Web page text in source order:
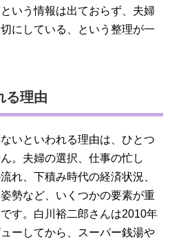
いう情報は出ておらず、夫婦
にしている、という整理が一
る理由
いといわれる理由は、ひとつ
。夫婦の選択、仕事の忙し
れ、下積み時代の経済状況、
勢など、いくつかの要素が重
す。白川裕二郎さんは2010年
ーしてから、スーパー銭湯や